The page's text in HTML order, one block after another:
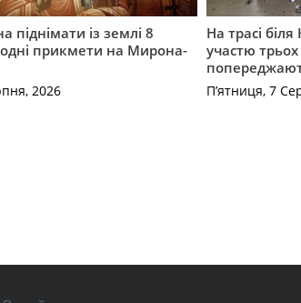
із землі 8
прикмети на Мирона-
2026
На трасі
участю трьох
П’ятниця, 7